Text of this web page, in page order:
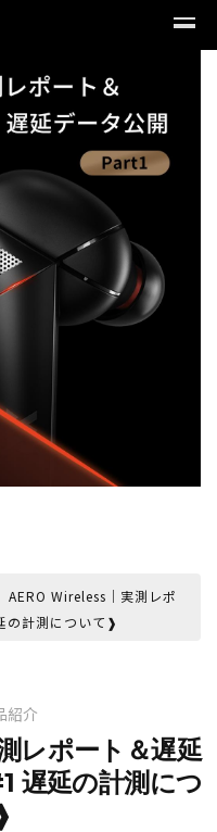
AERO Wireless｜実測レポ
の計測について❱
紹介
レポート＆遅延
遅延の計測につ